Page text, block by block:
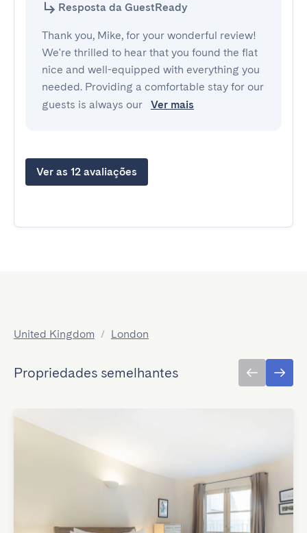
Resposta da GuestReady
Thank you, Mike, for your wonderful review!
We're thrilled to hear that you found the flat
nice and well-equipped with everything you
needed. Providing a comfortable stay for our
guests is always our
Ver mais
Ver as 12 avaliações
United Kingdom / London
Propriedades semelhantes